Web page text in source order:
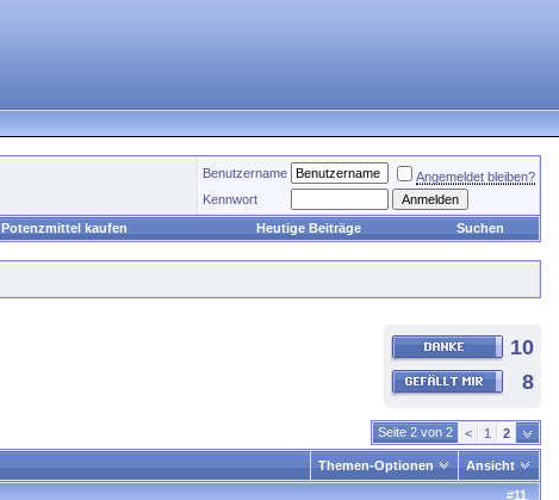
Benutzername
Angemeldet bleiben?
Kennwort
Potenzmittel kaufen Heutige Beiträge Suchen
10
8
Seite 2 von 2 < 1 2
Themen-Optionen Ansicht
#11